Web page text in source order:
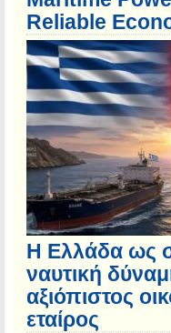
Reliable
Η Ελλάδα ως
ναυτική
αξιόπιστος
εταίρος